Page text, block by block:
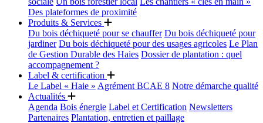
Des plateformes de proximité
Produits & Services
Du bois déchiqueté pour se chauffer Du bois déchiqueté pour
jardiner Du bois déchiqueté pour des usages agricoles Le Plan
de Gestion Durable des Haies Dossier de plantation : quel
accompagnement ?
Label & certification
Le Label « Haie » Agrément BCAE 8 Notre démarche qualité
Actualités
Agenda Bois énergie Label et Certification Newsletters
Partenaires Plantation, entretien et paillage